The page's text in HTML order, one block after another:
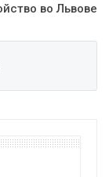
во Львове